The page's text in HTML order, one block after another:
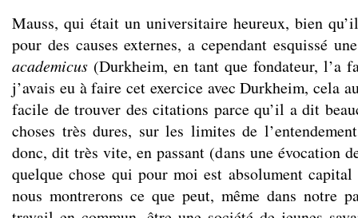
Mauss, qui était un universitaire heureux, bien
pour des causes externes, a cependant esquissé
academicus (Durkheim, en tant que fondateur, l’a
j’avais eu à faire cet exercice avec Durkheim, cela
facile de trouver des citations parce qu’il a dit
choses très dures, sur les limites de
donc, dit très vite, en passant (dans une évocation
quelque chose qui pour moi est absolument
nous montrerons ce que peut, même dans notre